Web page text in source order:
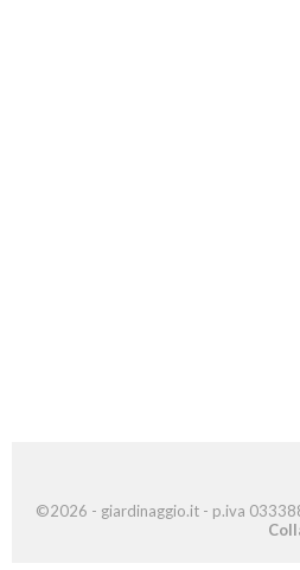
©2026 - giardinaggio.it - p.iva